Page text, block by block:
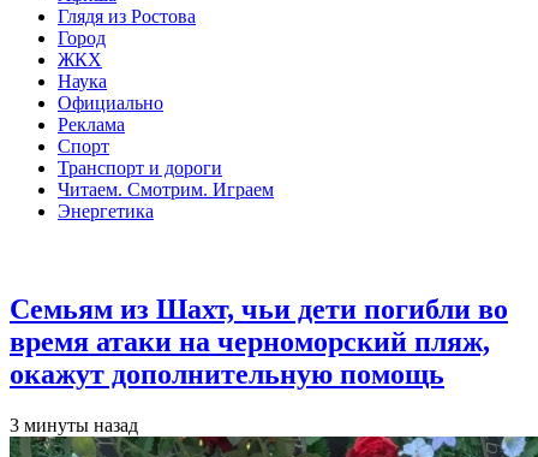
Глядя из Ростова
Город
ЖКХ
Наука
Официально
Реклама
Спорт
Транспорт и дороги
Читаем. Смотрим. Играем
Энергетика
Семьям из Шахт, чьи дети погибли во
время атаки на черноморский пляж,
окажут дополнительную помощь
3 минуты назад